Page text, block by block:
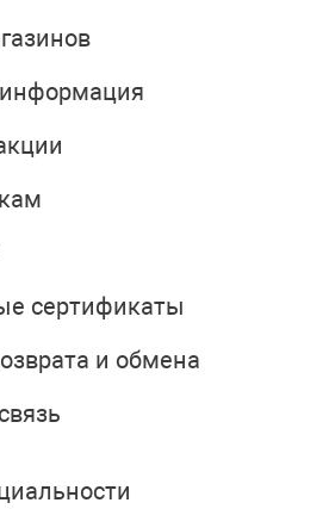
сертификаты
и обмена